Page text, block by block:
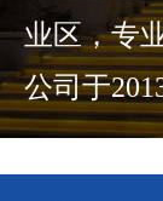
业区，专
公司于